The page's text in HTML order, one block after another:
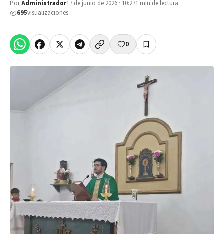
PorAdministrador17 de junio de 2026 · 10:271 min de lectura
695visualizaciones
0